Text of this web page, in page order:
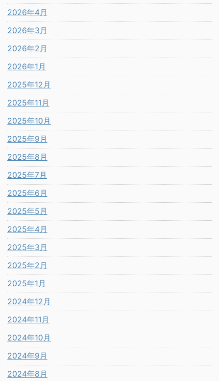
2026年4月
2026年3月
2026年2月
2026年1月
2025年12月
2025年11月
2025年10月
2025年9月
2025年8月
2025年7月
2025年6月
2025年5月
2025年4月
2025年3月
2025年2月
2025年1月
2024年12月
2024年11月
2024年10月
2024年9月
2024年8月